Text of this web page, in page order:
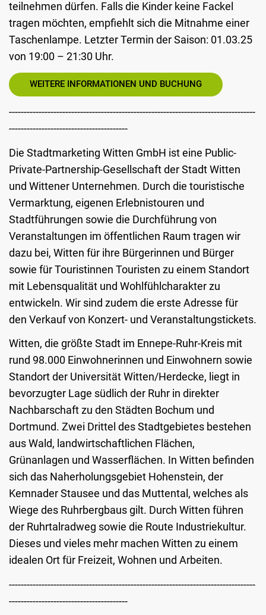
teilnehmen dürfen. Falls die Kinder keine Fackel
tragen möchten, empfiehlt sich die Mitnahme einer
Taschenlampe. Letzter Termin der Saison: 01.03.25
von 19:00 – 21:30 Uhr.
WEITERE INFORMATIONEN UND BUCHUNG
-----------------------------------------------------------------------------------
----------------------------------------
Die Stadtmarketing Witten GmbH ist eine Public-
Private-Partnership-Gesellschaft der Stadt Witten
und Wittener Unternehmen. Durch die touristische
Vermarktung, eigenen Erlebnistouren und
Stadtführungen sowie die Durchführung von
Veranstaltungen im öffentlichen Raum tragen wir
dazu bei, Witten für ihre Bürgerinnen und Bürger
sowie für Touristinnen Touristen zu einem Standort
mit Lebensqualität und Wohlfühlcharakter zu
entwickeln. Wir sind zudem die erste Adresse für
den Verkauf von Konzert- und Veranstaltungstickets.
Witten, die größte Stadt im Ennepe-Ruhr-Kreis mit
rund 98.000 Einwohnerinnen und Einwohnern sowie
Standort der Universität Witten/Herdecke, liegt in
bevorzugter Lage südlich der Ruhr in direkter
Nachbarschaft zu den Städten Bochum und
Dortmund. Zwei Drittel des Stadtgebietes bestehen
aus Wald, landwirtschaftlichen Flächen,
Grünanlagen und Wasserflächen. In Witten befinden
sich das Naherholungsgebiet Hohenstein, der
Kemnader Stausee und das Muttental, welches als
Wiege des Ruhrbergbaus gilt. Durch Witten führen
der Ruhrtalradweg sowie die Route Industriekultur.
Dieses und vieles mehr machen Witten zu einem
idealen Ort für Freizeit, Wohnen und Arbeiten.
-----------------------------------------------------------------------------------
----------------------------------------